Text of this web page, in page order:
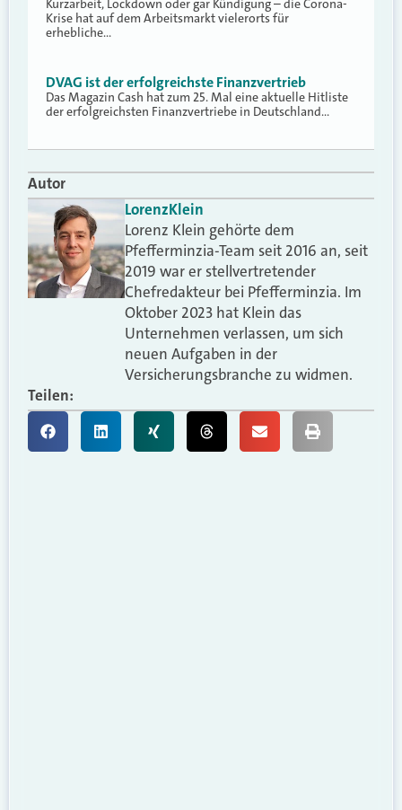
Kurzarbeit, Lockdown oder gar Kündigung – die Corona-
Krise hat auf dem Arbeitsmarkt vielerorts für
erhebliche…
DVAG ist der erfolgreichste Finanzvertrieb
Das Magazin Cash hat zum 25. Mal eine aktuelle Hitliste
der erfolgreichsten Finanzvertriebe in Deutschland…
Autor
LorenzKlein
Lorenz Klein gehörte dem
Pfefferminzia-Team seit 2016 an, seit
2019 war er stellvertretender
Chefredakteur bei Pfefferminzia. Im
Oktober 2023 hat Klein das
Unternehmen verlassen, um sich
neuen Aufgaben in der
Versicherungsbranche zu widmen.
Teilen: